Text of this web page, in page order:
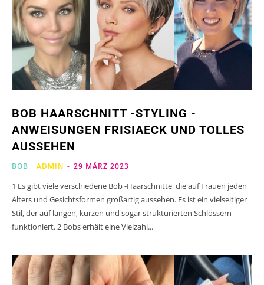
BOB HAARSCHNITT -STYLING -
ANWEISUNGEN FRISIAECK UND TOLLES
AUSSEHEN
BOB ADMIN - 29 MÄRZ 2023
1 Es gibt viele verschiedene Bob -Haarschnitte, die auf Frauen jeden
Alters und Gesichtsformen großartig aussehen. Es ist ein vielseitiger
Stil, der auf langen, kurzen und sogar strukturierten Schlössern
funktioniert. 2 Bobs erhält eine Vielzahl...